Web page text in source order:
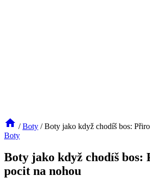
/ Boty / Boty jako když chodíš bos:
Boty
Boty jako když chodíš bos:
pocit na nohou